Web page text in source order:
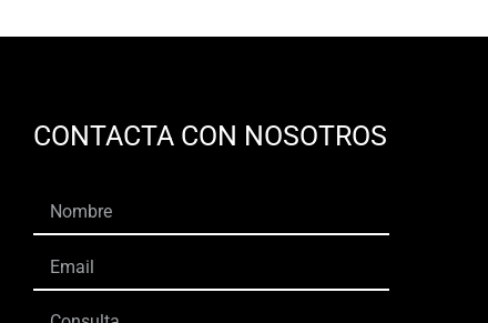
CONTACTA CON NOSOTROS